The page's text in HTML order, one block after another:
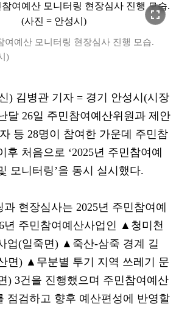
fullscreen
여예산 모니터링 현장심사 진행 모습.
)
) 김병관 기자 = 경기 안성시(시장
달 26일 주민참여예산위원과 제안
등 28명이 참여한 가운데 주민참
후 처음으로 ‘2025년 주민참여예
모니터링’을 동시 실시했다.
현장심사는 2025년 주민참여예
년 주민참여예산사업인 ▲청미천
업(일죽면) ▲죽산-삼죽 경계 길
면) ▲무분별 투기 지역 쓰레기 문
) 3건을 진행했으며 주민참여예산
점검하고 향후 예산편성에 반영할